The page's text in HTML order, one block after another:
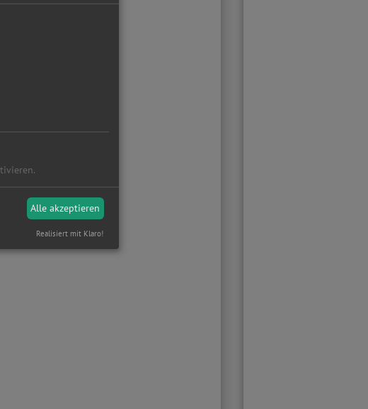
Alle akzeptieren
Realisiert mit Klaro!